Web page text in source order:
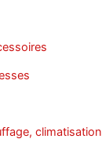
climatisation